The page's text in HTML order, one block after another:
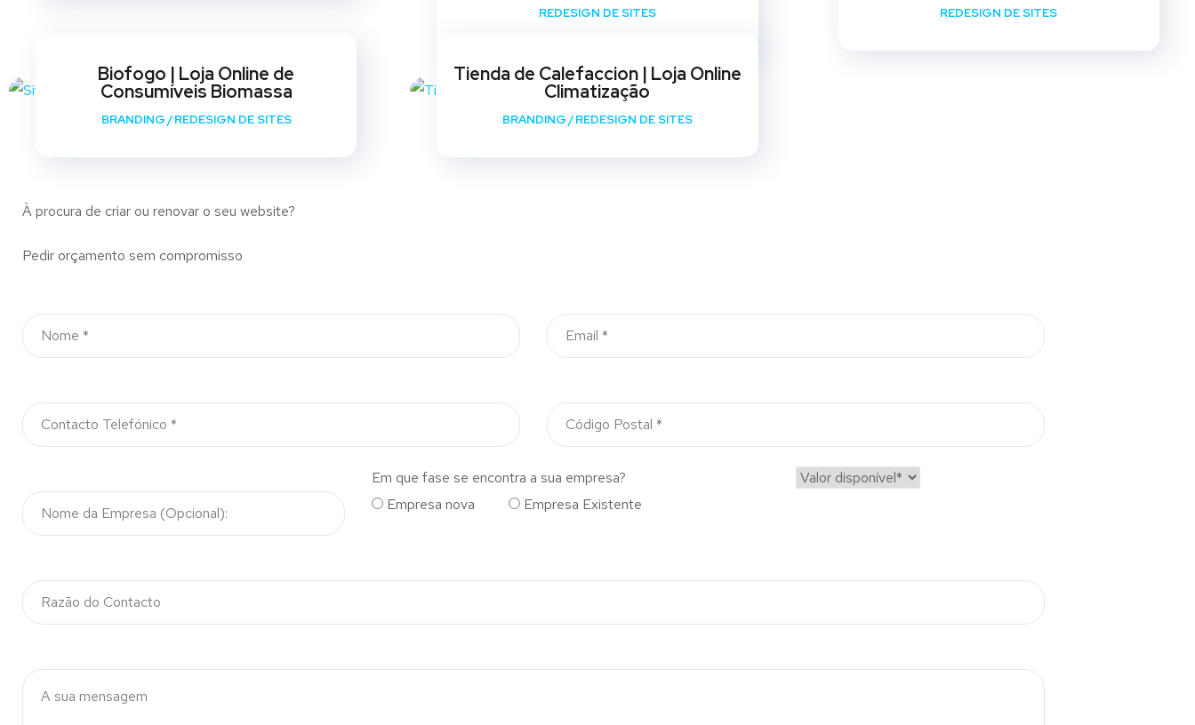
REDESIGN DE SITES
REDESIGN DE SITES
Biofogo | Loja Online de
Consumíveis Biomassa
BRANDING/REDESIGN DE SITES
Tienda de Calefaccion | Loja Online
Climatização
BRANDING/REDESIGN DE SITES
À procura de criar ou renovar o seu website?
Pedir orçamento sem compromisso
Em que fase se encontra a sua empresa?
Empresa nova
Empresa Existente